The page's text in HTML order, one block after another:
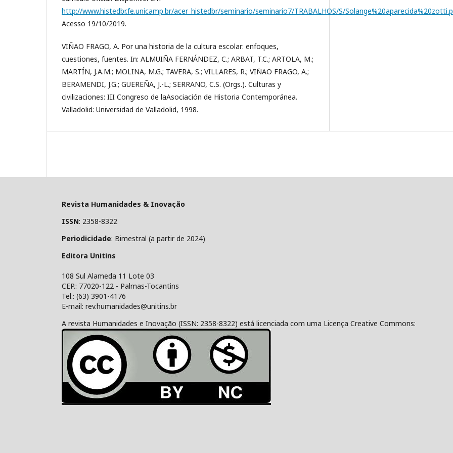
http://www.histedbr.fe.unicamp.br/acer_histedbr/seminario/seminario7/TRABALHOS/S/
Acesso 19/10/2019.
VIÑAO FRAGO, A. Por una historia de la cultura escolar: enfoques,
cuestiones, fuentes. In: ALMUIÑA FERNÁNDEZ, C.; ARBAT, T.C.; ARTOLA, M.;
MARTÍN, J.A.M.; MOLINA, M.G.; TAVERA, S.; VILLARES, R.; VIÑAO FRAGO, A.;
BERAMENDI, J.G.; GUEREÑA, J.-L.; SERRANO, C.S. (Orgs.). Culturas y
civilizaciones: III Congreso de laAsociación de Historia Contemporánea.
Valladolid: Universidad de Valladolid, 1998.
Revista Humanidades & Inovação
ISSN: 2358-8322
Periodicidade: Bimestral (a partir de 2024)
Editora Unitins
108 Sul Alameda 11 Lote 03
CEP.: 77020-122 - Palmas-Tocantins
Tel.: (63) 3901-4176
E-mail: rev.humanidades@unitins.br
A revista Humanidades e Inovação (ISSN: 2358-8322) está licenciada com uma Licença Creative Commons: